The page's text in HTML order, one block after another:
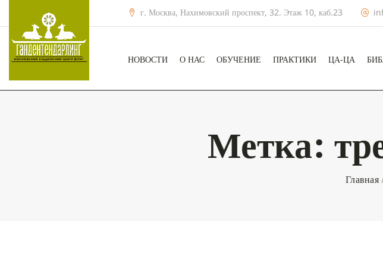
г. Москва, Нахимовский проспект, 32. Этаж 10, каб.23
НОВОСТИ О НАС ОБУЧЕНИЕ ПРАКТИКИ ЦА-ЦА
Метка:
Главная